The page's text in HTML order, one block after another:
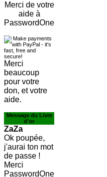
Merci de votre
aide à
PasswordOne
Merci
beaucoup
pour votre
don, et votre
aide.
Message du Livre
d'or
ZaZa
Ok poupée,
j'aurai ton mot
de passe !
Merci
PasswordOne